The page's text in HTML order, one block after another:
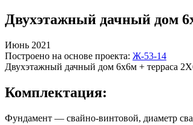
Двухэтажный дачный дом
Июнь 2021
Построено на основе проекта: Ж-53-14
Двухэтажный дачный дом 6x6м + терраса
Комплектация:
Фундамент — свайно-винтовой, диаметр